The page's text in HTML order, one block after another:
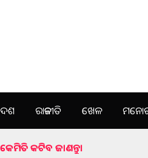
ରାଜନୀତି ଖେଳ
କେମିତି କଟିବ ଜାଣନ୍ତୁ।